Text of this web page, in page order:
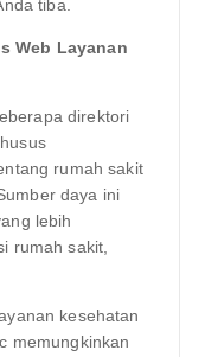
tiba.
Web Layanan
direktori
rumah sakit
daya ini
lebih
rumah sakit,
kesehatan
memungkinkan